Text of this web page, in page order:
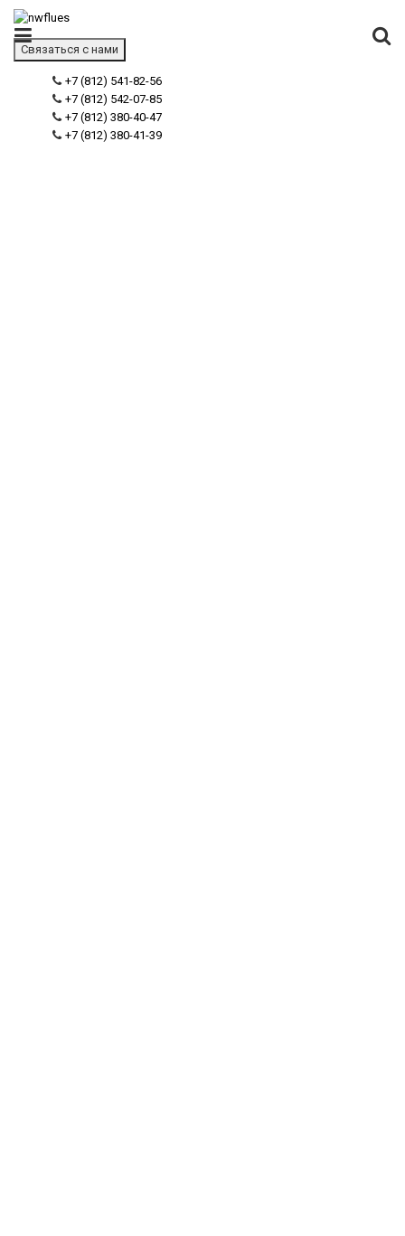
Связаться с нами
+7 (812) 541-82-56
+7 (812) 542-07-85
+7 (812) 380-40-47
+7 (812) 380-41-39